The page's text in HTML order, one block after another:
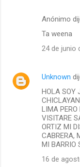
Anónimo
Ta weena
24 de junio
Unknown
HOLA SOY
LIMA PERO
VISITARE
ORTIZ MI
CABRERA,
MI BARRIO
16 de